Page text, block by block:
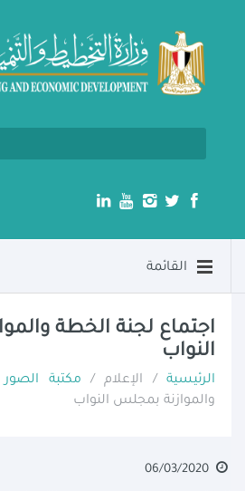
القائمة
اجتماع لجنة الخطة
النواب
الرئيسية / الإعلام / مكتبة الصور
والموازنة بمجلس النواب